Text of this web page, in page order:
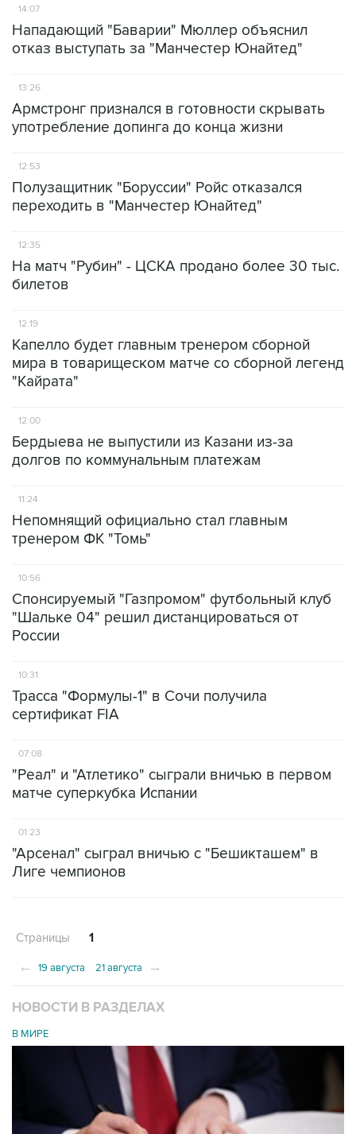
14:07
Нападающий "Баварии" Мюллер объяснил
отказ выступать за "Манчестер Юнайтед"
13:26
Армстронг признался в готовности скрывать
употребление допинга до конца жизни
12:53
Полузащитник "Боруссии" Ройс отказался
переходить в "Манчестер Юнайтед"
12:35
На матч "Рубин" - ЦСКА продано более 30 тыс.
билетов
12:19
Капелло будет главным тренером сборной
мира в товарищеском матче со сборной легенд
"Кайрата"
12:00
Бердыева не выпустили из Казани из-за
долгов по коммунальным платежам
11:24
Непомнящий официально стал главным
тренером ФК "Томь"
10:56
Спонсируемый "Газпромом" футбольный клуб
"Шальке 04" решил дистанцироваться от
России
10:31
Трасса "Формулы-1" в Сочи получила
сертификат FIA
07:08
"Реал" и "Атлетико" сыграли вничью в первом
матче суперкубка Испании
01:23
"Арсенал" сыграл вничью с "Бешикташем" в
Лиге чемпионов
Страницы 1
← 19 августа 21 августа →
НОВОСТИ В РАЗДЕЛАХ
В МИРЕ